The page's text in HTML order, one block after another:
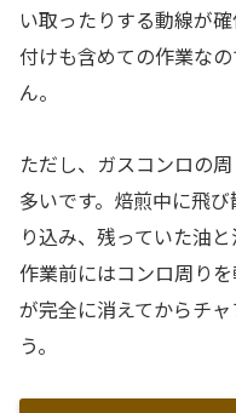
い取ったりする動線が
付けも含めての作業な
ん。
ただし、ガスコンロの
多いです。焙煎中に飛
り込み、残っていた油
作業前にはコンロ周り
が完全に消えてからチ
う。